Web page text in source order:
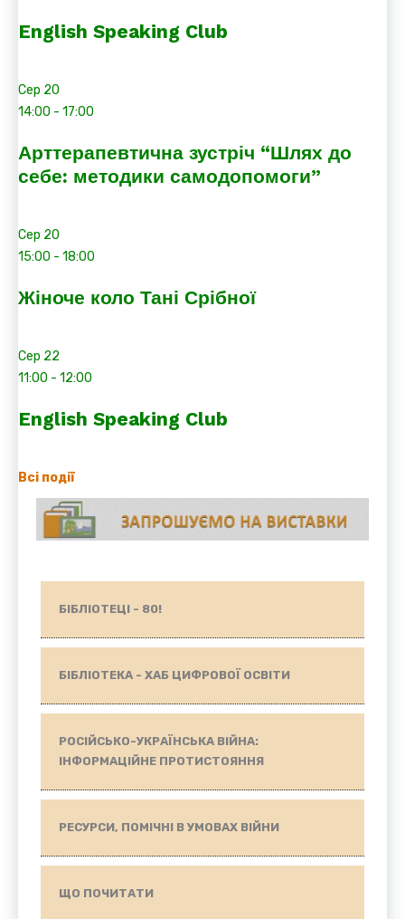
English Speaking Club
Сер 20
14:00 - 17:00
Арттерапевтична зустріч “Шлях до
себе: методики самодопомоги”
Сер 20
15:00 - 18:00
Жіноче коло Тані Срібної
Сер 22
11:00 - 12:00
English Speaking Club
Всі події
БІБЛІОТЕЦІ - 80!
БІБЛІОТЕКА - ХАБ ЦИФРОВОЇ ОСВІТИ
РОСІЙСЬКО-УКРАЇНСЬКА ВІЙНА:
ІНФОРМАЦІЙНЕ ПРОТИСТОЯННЯ
РЕСУРСИ, ПОМІЧНІ В УМОВАХ ВІЙНИ
ЩО ПОЧИТАТИ